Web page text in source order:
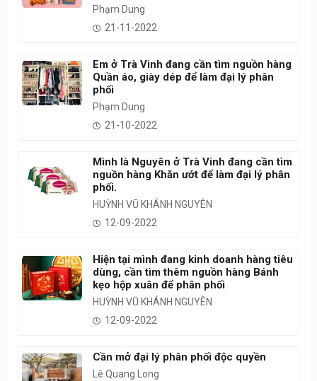
Phạm Dung
21-11-2022
Em ở Trà Vinh đang cần tìm nguồn hàng
Quần áo, giày dép để làm đại lý phân
phối
Phạm Dung
21-10-2022
Mình là Nguyên ở Trà Vinh đang cần tìm
nguồn hàng Khăn ướt để làm đại lý phân
phối.
HUỲNH VŨ KHÁNH NGUYÊN
12-09-2022
Hiện tại mình đang kinh doanh hàng tiêu
dùng, cần tìm thêm nguồn hàng Bánh
kẹo hộp xuân để phân phối
HUỲNH VŨ KHÁNH NGUYÊN
12-09-2022
Cần mở đại lý phân phối độc quyền
Lê Quang Long